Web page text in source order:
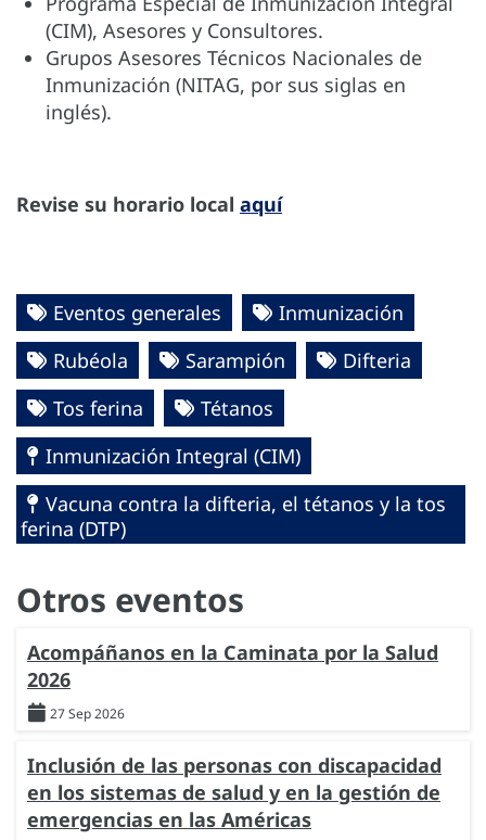
(CIM), Asesores y Consultores.
Grupos Asesores Técnicos Nacionales de
Inmunización (NITAG, por sus siglas en
inglés).
Revise su horario local aquí
Eventos generales
Inmunización
Rubéola
Sarampión
Difteria
Tos ferina
Tétanos
Inmunización Integral (CIM)
Vacuna contra la difteria, el tétanos y la tos
ferina (DTP)
Otros eventos
Acompáñanos en la Caminata por la Salud
2026
27 Sep 2026
Inclusión de las personas con discapacidad
en los sistemas de salud y en la gestión de
emergencias en las Américas